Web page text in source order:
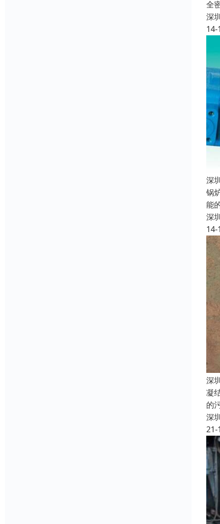
全
深
14-
深
锅
能
深
14-
深
凝
的
深
21-